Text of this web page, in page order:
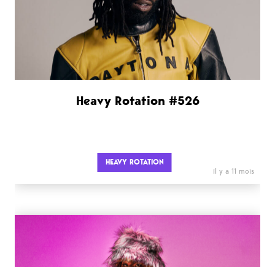
Heavy Rotation #526
HEAVY ROTATION
il y a 11 mois